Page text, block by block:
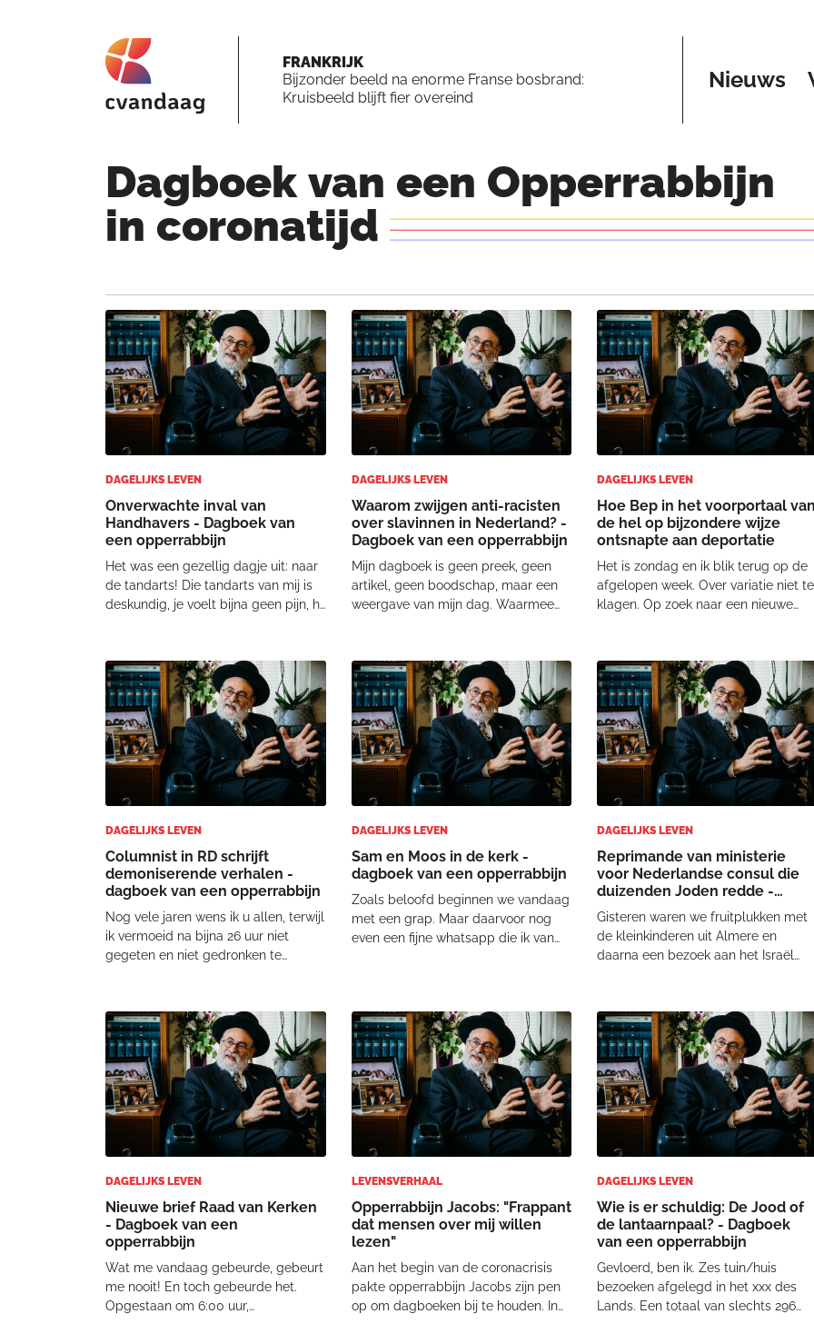
FRANKRIJK
Bijzonder beeld na enorme Franse bosbrand:
Kruisbeeld blijft fier overeind
Nieuws
Dagboek van een Opperrabbijn
in coronatijd
DAGELIJKS LEVEN
Onverwachte inval van
Handhavers - Dagboek van
een opperrabbijn
Het was een gezellig dagje uit: naar
de tandarts! Die tandarts van mij is
deskundig, je voelt bijna geen pijn, hij
ongeveer een uur in de stoel. Reden?
Hij wil graag weten wat ik
DAGELIJKS LEVEN
Waarom zwijgen anti-racisten
over slavinnen in Nederland? -
Dagboek van een opperrabbijn
Mijn dagboek is geen preek, geen
artikel, geen boodschap, maar een
weergave van mijn dag. Waarmee
van een van de grote Chassidische
Rebbe’s: “Ga mee met de tijd”. Wat er
bedoeld word
DAGELIJKS LEVEN
Hoe Bep in het voorportaal
de hel op bijzondere wijze
ontsnapte aan deportatie
Het is zondag en ik blik terug op de
afgelopen week. Over variatie niet te
klagen. Op zoek naar een nieuwe
gemaakt voor een proefrit. Dan
je je naam opgeven en kreeg ik een
intere
DAGELIJKS LEVEN
Columnist in RD schrijft
demoniserende verhalen -
dagboek van een opperrabbijn
Nog vele jaren wens ik u allen, terwijl
ik vermoeid na bijna 26 uur niet
gegeten en niet gedronken te
schrijven. Met de wens dat het een
goed en zoet jaar voor alle bewoners
van Uw aarde mog
DAGELIJKS LEVEN
Sam en Moos in de kerk -
dagboek van een opperrabbijn
Zoals beloofd beginnen we vandaag
met een grap. Maar daarvoor nog
even een fijne whatsapp die ik van
aangenomen waarin oorspronkelijk
uitsluitend werd gesproken ove
DAGELIJKS LEVEN
Reprimande van ministerie
voor Nederlandse consul die
duizenden Joden redde -
Dagboek van een opperrabbijn
Gisteren waren we fruitplukken met
de kleinkinderen uit Almere en
daarna een bezoek aan het Israël
uitstapje gemaakt met onze
kleinkinderen uit Londen. Er is daar,
in Nijkerk, een imposa
DAGELIJKS LEVEN
Nieuwe brief Raad van Kerken
- Dagboek van een
opperrabbijn
Wat me vandaag gebeurde, gebeurt
me nooit! En toch gebeurde het.
Opgestaan om 6:00 uur,
LEVENSVERHAAL
Opperrabbijn Jacobs: "Frappant
dat mensen over mij willen
lezen"
Aan het begin van de coronacrisis
pakte opperrabbijn Jacobs zijn pen
op om dagboeken bij te houden. In
DAGELIJKS LEVEN
Wie is er schuldig: De Jood of
de lantaarnpaal? - Dagboek
van een opperrabbijn
Gevloerd, ben ik. Zes tuin/huis
bezoeken afgelegd in het xxx des
Lands. Een totaal van slechts 296